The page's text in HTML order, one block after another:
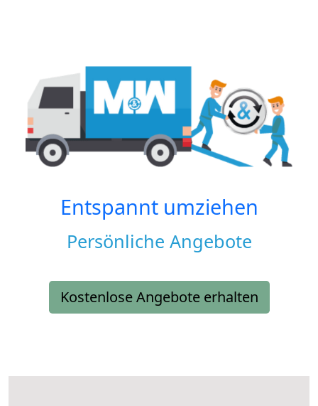
Entspannt umziehen
Persönliche Angebote
Kostenlose Angebote erhalten